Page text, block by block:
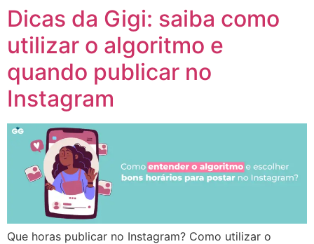
Dicas da Gigi: saiba como
utilizar o algoritmo e
quando publicar no
Instagram
Que horas publicar no Instagram? Como utilizar o